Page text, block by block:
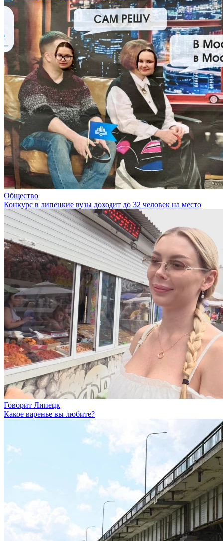
Общество
Конкурс в липецкие вузы доходит до 32 человек на место
Говорит Липецк
Какое варенье вы любите?